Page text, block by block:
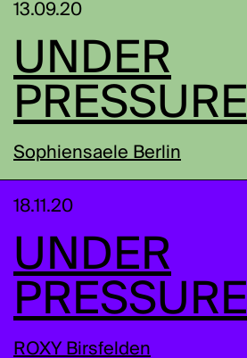
13.09.20
UNDER
PRESSURE
Sophiensaele Berlin
18.11.20
UNDER
PRESSURE
ROXY Birsfelden